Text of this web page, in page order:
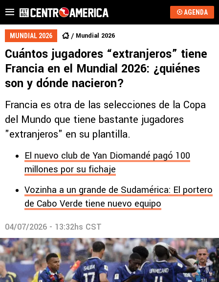
AGENDA
MUNDIAL 2026 Mundial 2026
Cuántos jugadores “extranjeros” tiene
Francia en el Mundial 2026: ¿quiénes
son y dónde nacieron?
Francia es otra de las selecciones de la Copa
del Mundo que tiene bastante jugadores
"extranjeros" en su plantilla.
El nuevo club de Yan Diomandé pagó 100
millones por su fichaje
Vozinha a un grande de Sudamérica: El portero
de Cabo Verde tiene nuevo equipo
04/07/2026 - 13:32hs CST